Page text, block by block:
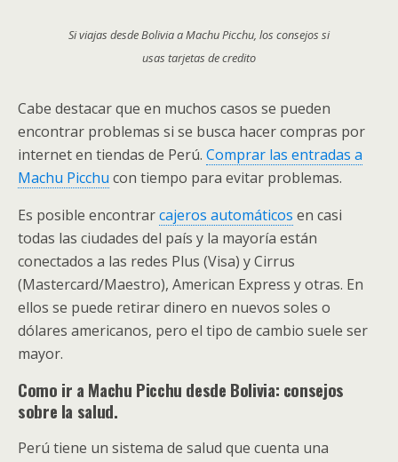
Si viajas desde Bolivia a Machu Picchu, los consejos si
usas tarjetas de credito
Cabe destacar que en muchos casos se pueden
encontrar problemas si se busca hacer compras por
internet en tiendas de Perú. Comprar las entradas a
Machu Picchu con tiempo para evitar problemas.
Es posible encontrarcajeros automáticos en casi
todas las ciudades del país y la mayoría están
conectados a las redes Plus (Visa) y Cirrus
(Mastercard/Maestro), American Express y otras. En
ellos se puede retirar dinero en nuevos soles o
dólares americanos, pero el tipo de cambio suele ser
mayor.
Como ir a Machu Picchu desde Bolivia: consejos
sobre la salud.
Perú tiene un sistema de salud que cuenta una